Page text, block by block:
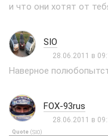
и что они хотят от
SIO
28.06.2011 в
Наверное
FOX-93rus
28.06.2011 в
Quote (SIO)